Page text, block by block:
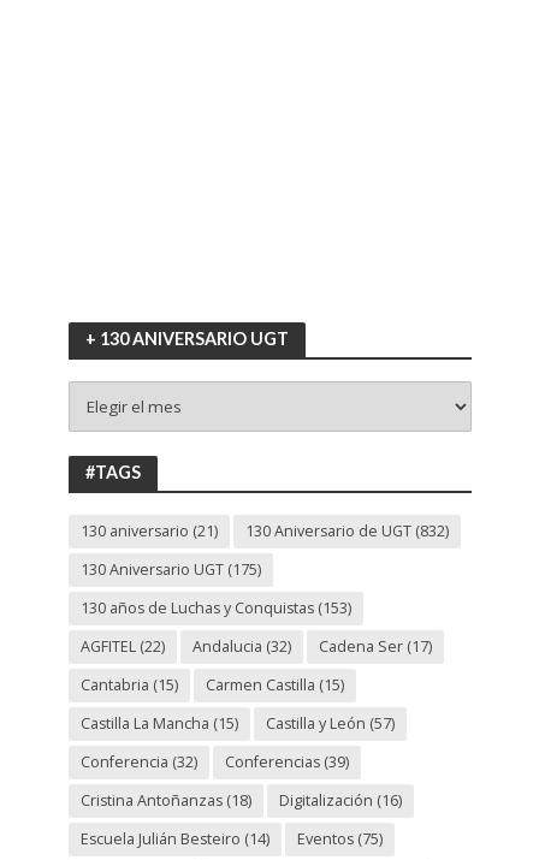
+ 130 ANIVERSARIO UGT
130
ANIVERSARIO
UGT
#TAGS
130 aniversario (21) 130 Aniversario de UGT(832)
130 Aniversario UGT(175)
130 años de Luchas y Conquistas(153)
AGFITEL(22) Andalucia (32) Cadena Ser(17)
Cantabria (15) Carmen Castilla (15)
Castilla La Mancha (15) Castilla y León (57)
Conferencia (32) Conferencias(39)
Cristina Antoñanzas(18) Digitalización (16)
Escuela Julián Besteiro (14) Eventos(75)